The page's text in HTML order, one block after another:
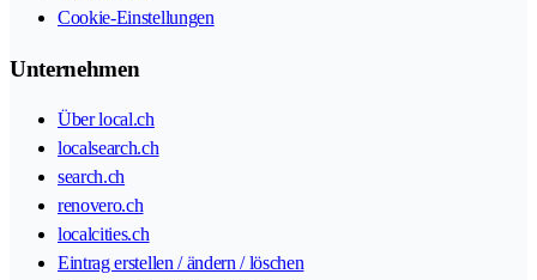
Cookie-Einstellungen
Unternehmen
Über local.ch
localsearch.ch
search.ch
renovero.ch
localcities.ch
Eintrag erstellen / ändern / löschen